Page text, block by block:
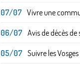
07/07 Vivre une
06/07 Avis de décès
05/07 Suivre les